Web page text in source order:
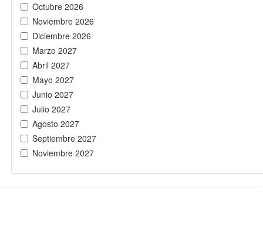
Octubre 2026
Noviembre 2026
Diciembre 2026
Marzo 2027
Abril 2027
Mayo 2027
Junio 2027
Julio 2027
Agosto 2027
Septiembre 2027
Noviembre 2027